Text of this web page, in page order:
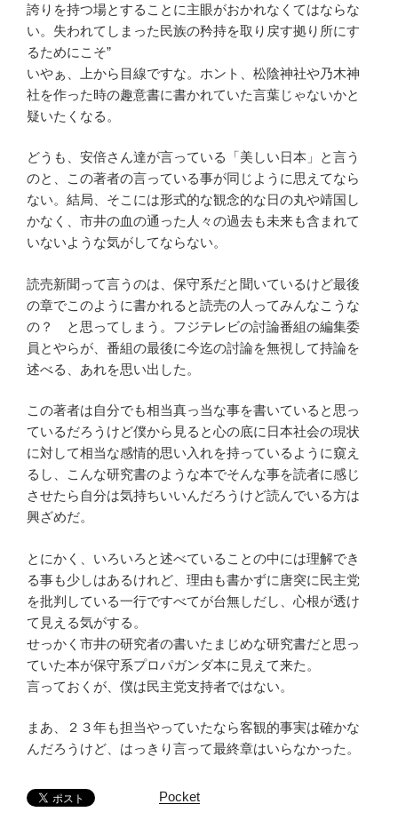
誇りを持つ場とすることに主眼がおかれなくてはならな
い。失われてしまった民族の矜持を取り戻す拠り所にす
るためにこそ”
いやぁ、上から目線ですな。ホント、松陰神社や乃木神
社を作った時の趣意書に書かれていた言葉じゃないかと
疑いたくなる。
どうも、安倍さん達が言っている「美しい日本」と言う
のと、この著者の言っている事が同じように思えてなら
ない。結局、そこには形式的な観念的な日の丸や靖国し
かなく、市井の血の通った人々の過去も未来も含まれて
いないような気がしてならない。
読売新聞って言うのは、保守系だと聞いているけど最後
の章でこのように書かれると読売の人ってみんなこうな
の？ と思ってしまう。フジテレビの討論番組の編集委
員とやらが、番組の最後に今迄の討論を無視して持論を
述べる、あれを思い出した。
この著者は自分でも相当真っ当な事を書いていると思っ
ているだろうけど僕から見ると心の底に日本社会の現状
に対して相当な感情的思い入れを持っているように窺え
るし、こんな研究書のような本でそんな事を読者に感じ
させたら自分は気持ちいいんだろうけど読んでいる方は
興ざめだ。
とにかく、いろいろと述べていることの中には理解でき
る事も少しはあるけれど、理由も書かずに唐突に民主党
を批判している一行ですべてが台無しだし、心根が透け
て見える気がする。
せっかく市井の研究者の書いたまじめな研究書だと思っ
ていた本が保守系プロパガンダ本に見えて来た。
言っておくが、僕は民主党支持者ではない。
まあ、２３年も担当やっていたなら客観的事実は確かな
んだろうけど、はっきり言って最終章はいらなかった。
Pocket